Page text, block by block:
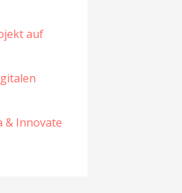
auf
& Innovate